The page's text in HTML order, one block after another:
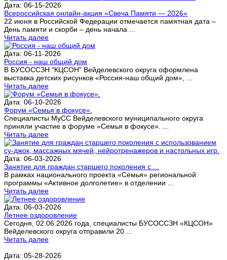
Дата: 06-15-2026
Всероссийская онлайн-акция «Свеча Памяти — 2026»
22 июня в Российской Федерации отмечается памятная дата –
День памяти и скорби – день начала ...
Читать далее
Дата: 06-11-2026
Россия - наш общий дом
В БУСОССЗН "КЦСОН" Вейделевского округа оформлена
выставка детских рисунков «Россия-наш общий дом», ...
Читать далее
Дата: 06-10-2026
Форум «Семья в фокусе».
Специалисты МуСС Вейделевского муниципального округа
приняли участие в форуме «Семья в фокусе». ...
Читать далее
Дата: 06-03-2026
Занятие для граждан старшего поколения с ...
В рамках национального проекта «Семья» региональной
программы «Активное долголетие» в отделении ...
Читать далее
Дата: 06-03-2026
Летнее оздоровление
Сегодня, 02.06.2026 года, специалисты БУСОССЗН «КЦСОН»
Вейделевского округа отправили 20 ...
Читать далее
Дата: 05-28-2026